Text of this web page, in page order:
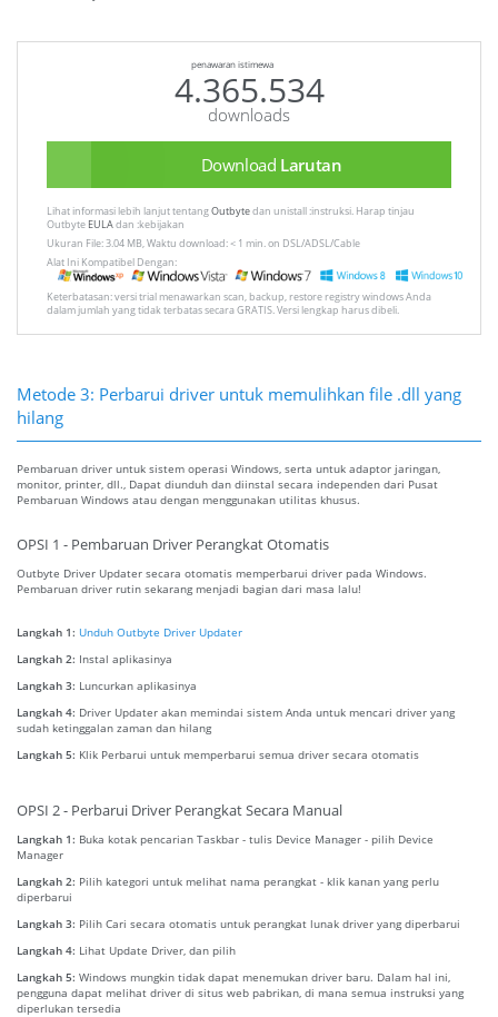
penawaran istimewa
4.365.534
downloads
Download Larutan
Lihat informasi lebih lanjut tentangOutbytedan unistall :instruksi. Harap tinjau
Outbyte EULAdan :kebijakan
Ukuran File: 3.04 MB, Waktu download: < 1 min. on DSL/ADSL/Cable
Alat Ini Kompatibel Dengan:
Keterbatasan: versi trial menawarkan scan, backup, restore registry windows Anda
dalam jumlah yang tidak terbatas secara GRATIS. Versi lengkap harus dibeli.
Metode 3: Perbarui driver untuk memulihkan file .dll yang
hilang
Pembaruan driver untuk sistem operasi Windows, serta untuk adaptor jaringan,
monitor, printer, dll., Dapat diunduh dan diinstal secara independen dari Pusat
Pembaruan Windows atau dengan menggunakan utilitas khusus.
OPSI 1 - Pembaruan Driver Perangkat Otomatis
Outbyte Driver Updater secara otomatis memperbarui driver pada Windows.
Pembaruan driver rutin sekarang menjadi bagian dari masa lalu!
Langkah 1: Unduh Outbyte Driver Updater
Langkah 2: Instal aplikasinya
Langkah 3: Luncurkan aplikasinya
Langkah 4: Driver Updater akan memindai sistem Anda untuk mencari driver yang
sudah ketinggalan zaman dan hilang
Langkah 5: Klik Perbarui untuk memperbarui semua driver secara otomatis
OPSI 2 - Perbarui Driver Perangkat Secara Manual
Langkah 1: Buka kotak pencarian Taskbar - tulis Device Manager - pilih Device
Manager
Langkah 2: Pilih kategori untuk melihat nama perangkat - klik kanan yang perlu
diperbarui
Langkah 3: Pilih Cari secara otomatis untuk perangkat lunak driver yang diperbarui
Langkah 4: Lihat Update Driver, dan pilih
Langkah 5: Windows mungkin tidak dapat menemukan driver baru. Dalam hal ini,
pengguna dapat melihat driver di situs web pabrikan, di mana semua instruksi yang
diperlukan tersedia